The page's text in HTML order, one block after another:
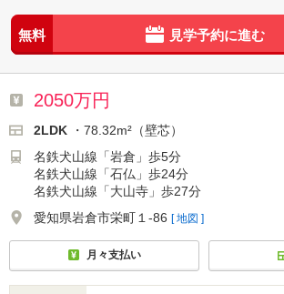
無料 見学予約に進む
2050万円
2LDK
・78.32m²（壁芯）
名鉄犬山線「岩倉」歩5分
名鉄犬山線「石仏」歩24分
名鉄犬山線「大山寺」歩27分
愛知県岩倉市栄町１-86 [ 地図 ]
月々支払い